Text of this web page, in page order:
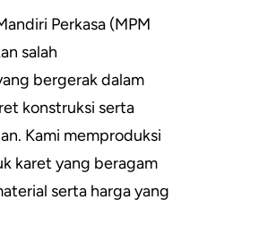
Perkasa (MPM
salah
bergerak dalam
konstruksi serta
Kami memproduksi
karet yang beragam
serta harga yang